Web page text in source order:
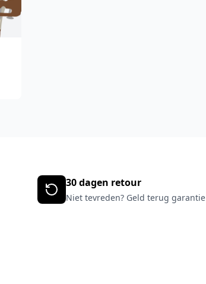
30 dagen retour
Niet tevreden? Geld terug garantie